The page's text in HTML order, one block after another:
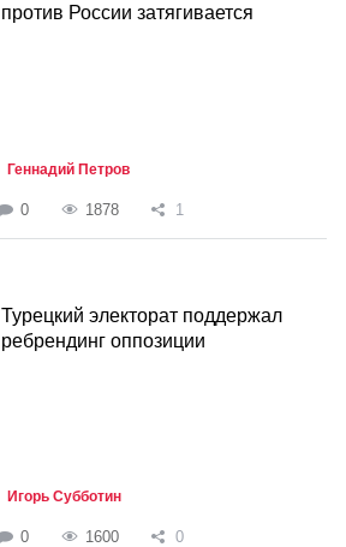
против России затягивается
Геннадий Петров
0 1878 1
Турецкий электорат поддержал
ребрендинг оппозиции
Игорь Субботин
0 1600 0